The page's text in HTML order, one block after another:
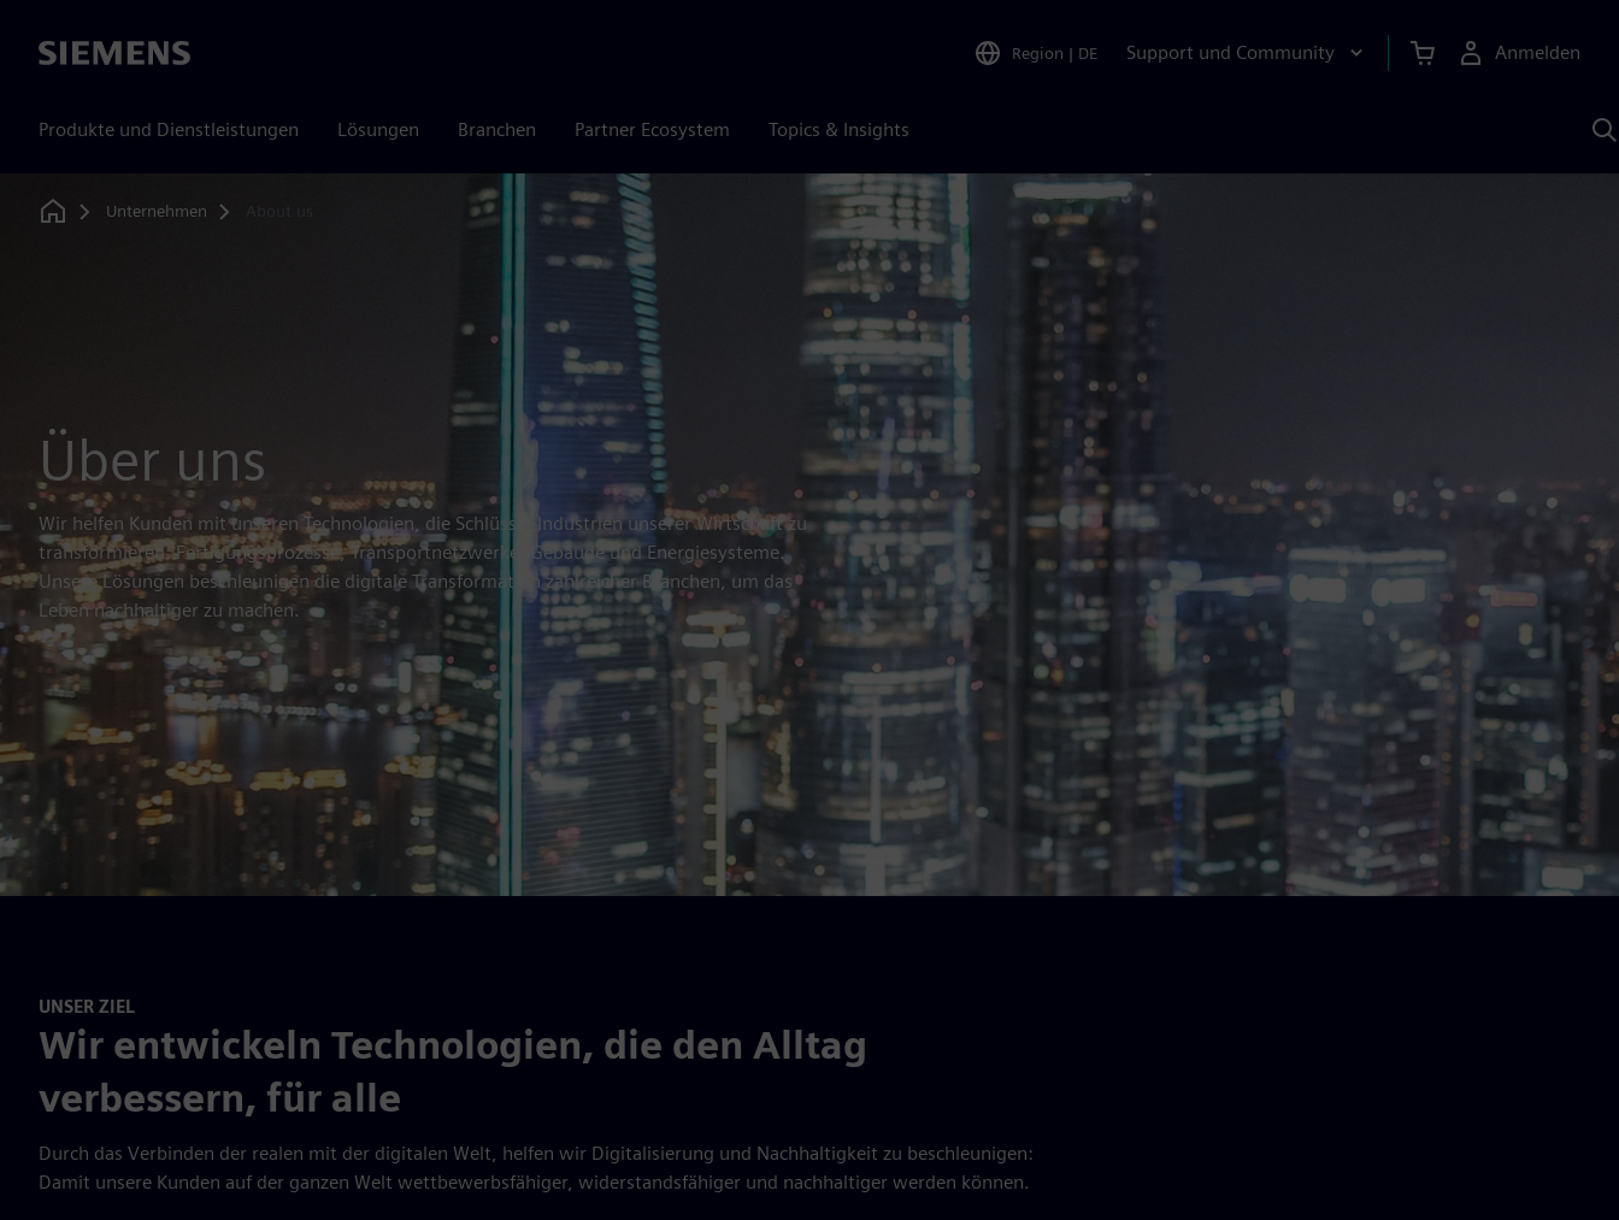
Siemens Region | DE Support und Community Anmelden
Produkte und Dienstleistungen Lösungen Branchen Partner Ecosystem Topics & Insights
KI
Home
Unternehmen About us
Über uns
Wir helfen Kunden mit unseren Technologien, die Schlüssel-Industrien unserer Wirtschaft zu
transformieren: Fertigungsprozesse, Transportnetzwerke, Gebäude und Energiesysteme.
Unsere Lösungen beschleunigen die digitale Transformation zahlreicher Branchen, um das
Leben nachhaltiger zu machen.
UNSER ZIEL
Wir entwickeln Technologien, die den Alltag
verbessern, für alle
Durch das Verbinden der realen mit der digitalen Welt, helfen wir Digitalisierung und Nachhaltigkeit zu beschleunigen:
Damit unsere Kunden auf der ganzen Welt wettbewerbsfähiger, widerstandsfähiger und nachhaltiger werden können.